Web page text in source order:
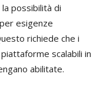
possibilità di
esigenze
richiede che i
scalabili in
abilitate.